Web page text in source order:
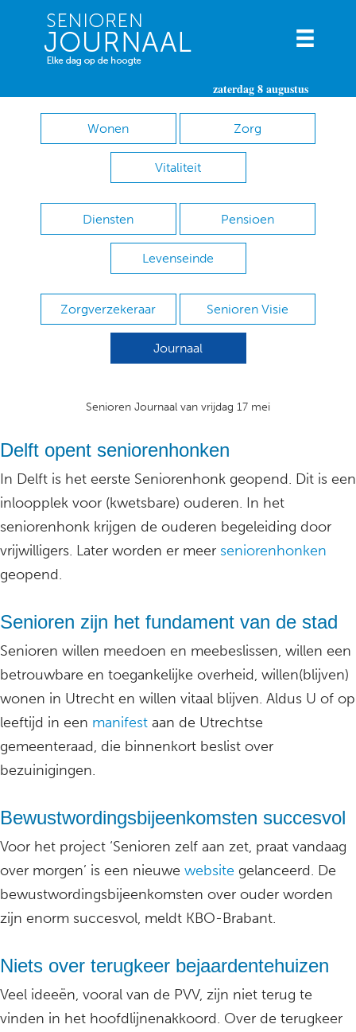
zaterdag 8 augustus
Wonen Zorg
Vitaliteit
Diensten Pensioen
Levenseinde
Zorgverzekeraar Senioren Visie
Journaal
Senioren Journaal van vrijdag 17 mei
Delft opent seniorenhonken
In Delft is het eerste Seniorenhonk geopend. Dit is een
inloopplek voor (kwetsbare) ouderen. In het
seniorenhonk krijgen de ouderen begeleiding door
vrijwilligers. Later worden er meer seniorenhonken
geopend.
Senioren zijn het fundament van de stad
Senioren willen meedoen en meebeslissen, willen een
betrouwbare en toegankelijke overheid, willen(blijven)
wonen in Utrecht en willen vitaal blijven. Aldus U of op
leeftijd in een manifest aan de Utrechtse
gemeenteraad, die binnenkort beslist over
bezuinigingen.
Bewustwordingsbijeenkomsten succesvol
Voor het project ‘Senioren zelf aan zet, praat vandaag
over morgen’ is een nieuwe website gelanceerd. De
bewustwordingsbijeenkomsten over ouder worden
zijn enorm succesvol, meldt KBO-Brabant.
Niets over terugkeer bejaardentehuizen
Veel ideeën, vooral van de PVV, zijn niet terug te
vinden in het hoofdlijnenakkoord. Over de terugkeer